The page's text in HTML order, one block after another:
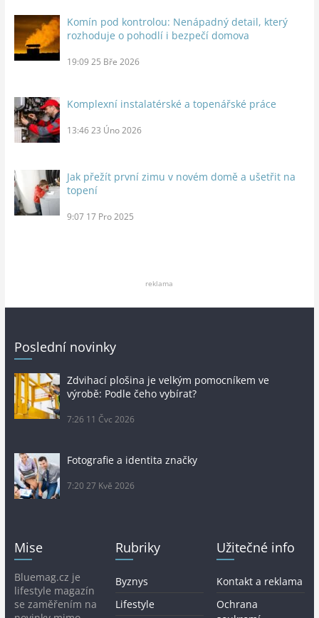
Komín pod kontrolou: Nenápadný detail, který
rozhoduje o pohodlí i bezpečí domova
19:09 25 Bře 2026
Komplexní instalatérské a topenářské práce
13:46 23 Úno 2026
Jak přežít první zimu v novém domě a ušetřit na
topení
9:07 17 Pro 2025
reklama
Poslední novinky
Zdvihací plošina je velkým pomocníkem ve
výrobě: Podle čeho vybírat?
7:26 11 Čvc 2026
Fotografie a identita značky
7:20 27 Kvě 2026
Mise
Bluemag.cz je
lifestyle magazín
se zaměřením na
Rubriky
Byznys
Lifestyle
Užitečné info
Kontakt a reklama
Ochrana